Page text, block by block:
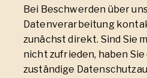
Bei Beschwerden über
Datenverarbeitung
zunächst direkt. Sind Sie
nicht zufrieden, haben Sie
zuständige